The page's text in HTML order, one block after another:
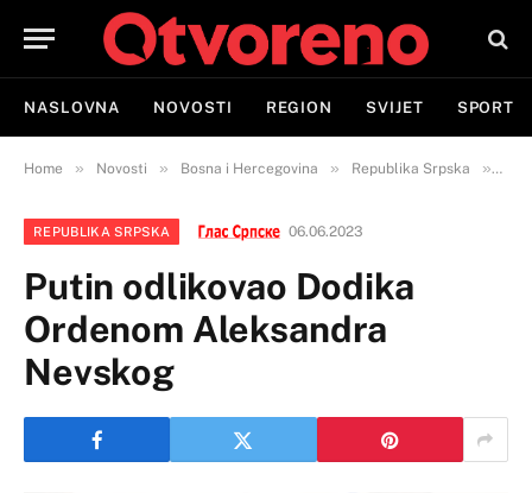
NASLOVNA NOVOSTI REGION SVIJET SPORT
Home » Novosti » Bosna i Hercegovina » Republika Srpska »
REPUBLIKA SRPSKA 06.06.2023
Putin odlikovao Dodika
Ordenom Aleksandra
Nevskog